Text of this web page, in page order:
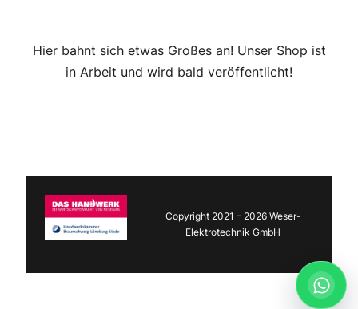
Hier bahnt sich etwas Großes an! Unser Shop ist
in Arbeit und wird bald veröffentlicht!
Copyright 2021 – 2026 Weser-
Elektrotechnik GmbH